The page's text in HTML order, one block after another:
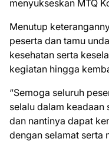
menyukseskan MTQ
Menutup
peserta dan tamu
kesehatan serta
kegiatan hingga
“Semoga seluruh
selalu dalam keadaan
dan nantinya dapat
dengan selamat serta